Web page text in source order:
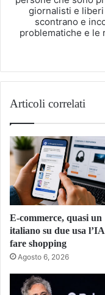
giornalisti e
scontrano e
problematiche e le
Articoli correlati
E-commerce, quasi un
italiano su due usa
fare shopping
Agosto 6, 2026